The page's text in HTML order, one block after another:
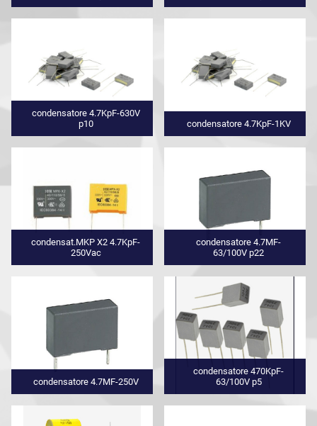
condensatore 4.7KpF-630V
p10
condensatore 4.7KpF-1KV
condensat.MKP X2 4.7KpF-
250Vac
condensatore 4.7MF-
63/100V p22
condensatore 4.7MF-250V
condensatore 470KpF-
63/100V p5